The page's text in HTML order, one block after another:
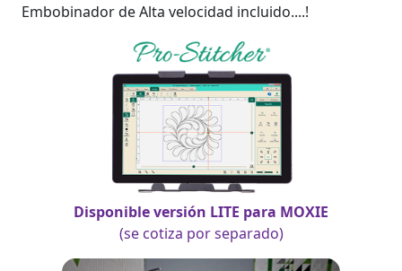
Embobinador de Alta velocidad incluido....!
Disponible versión LITE para MOXIE
(se cotiza por separado)